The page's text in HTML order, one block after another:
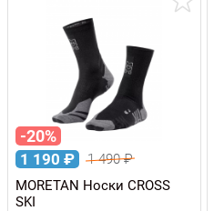
-20%
1 190 ₽ 1 490₽
MORETAN Носки CROSS
SKI